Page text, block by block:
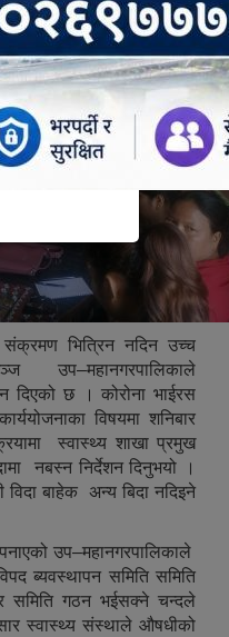
भित्रिन नदिन उच्च
उप–महानगरपालिकाले
दिएको छ । कोरोना भाईरस
विषयमा शनिबार
स्वास्थ्य शाखा प्रमुख
नबस्न निर्देशन दिनुभयो ।
विदा बाहेक अन्य बिदा नदिइने
उप–महानगरपालिकाले
ब्यवस्थापन समिति समिति
समिति गठन भईसक्ने चन्दले
स्वास्थ्य संस्थाले औषधीको